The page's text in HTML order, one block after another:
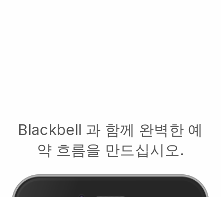
Blackbell 과 함께 완벽한 예
약 흐름을 만드십시오.